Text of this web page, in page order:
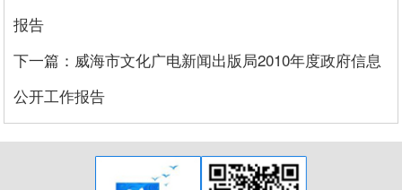
报告
下一篇：威海市文化广电新闻出版局2010年度政府信息
公开工作报告